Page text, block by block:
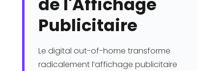
de l'Affichage
Publicitaire
Le digital out-of-home transforme
radicalement l’affichage publicitaire